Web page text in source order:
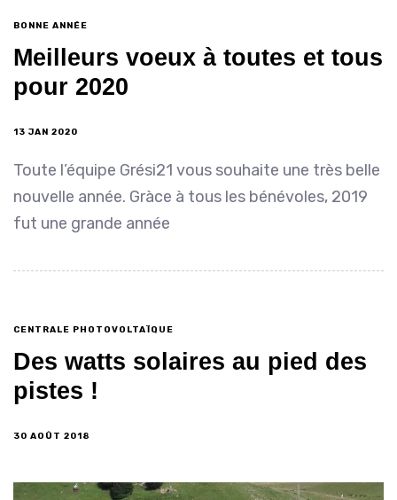
BONNE ANNÉE
Meilleurs voeux à toutes et tous
pour 2020
13 JAN 2020
Toute l’équipe Grési21 vous souhaite une très belle
nouvelle année. Gràce à tous les bénévoles, 2019
fut une grande année
CENTRALE PHOTOVOLTAÏQUE
Des watts solaires au pied des
pistes !
30 AOÛT 2018